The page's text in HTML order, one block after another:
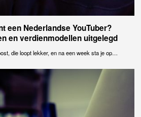
een Nederlandse YouTuber?
en verdienmodellen uitgelegd
die loopt lekker, en na een week sta je op…